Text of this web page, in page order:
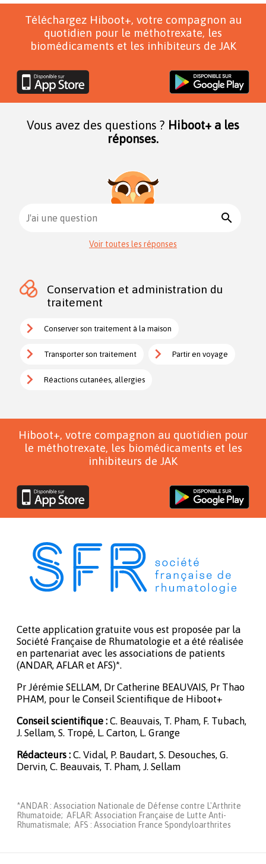
Téléchargez Hiboot+, votre compagnon au
quotidien pour le méthotrexate, les
biomédicaments et les inhibiteurs de JAK
Vous avez des questions ? Hiboot+ a les
réponses.
J'ai une question search
Voir toutes les réponses
Conservation et administration du
traitement
Conserver son traitement à la maison
Transporter son traitement Partir en voyage
Réactions cutanées, allergies
Hiboot+, votre compagnon au quotidien pour
le méthotrexate, les biomédicaments et les
inhibiteurs de JAK
Cette application gratuite vous est proposée par la
Société Française de Rhumatologie et a été réalisée
en partenariat avec les associations de patients
(ANDAR, AFLAR et AFS)*.
Pr Jérémie SELLAM, Dr Catherine BEAUVAIS, Pr Thao
PHAM, pour le Conseil Scientifique de Hiboot+
Conseil scientifique : C. Beauvais, T. Pham, F. Tubach,
J. Sellam, S. Tropé, L. Carton, L. Grange
Rédacteurs : C. Vidal, P. Baudart, S. Desouches, G.
Dervin, C. Beauvais, T. Pham, J. Sellam
*ANDAR : Association Nationale de Défense contre L'Arthrite
Rhumatoide; AFLAR: Association Française de Lutte Anti-
Rhumatismale; AFS : Association France Spondyloarthrites